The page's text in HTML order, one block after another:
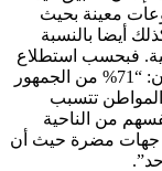
معينة بحيث
أيضا بالنسبة
فبحسب استطلاع
آخر نشره “المعهد الإسرائيلي للديمقراطية” فإن: “71% من الجمهور
تتسبب
أنفسهم من الناحية
جهات مضرة حيث أن